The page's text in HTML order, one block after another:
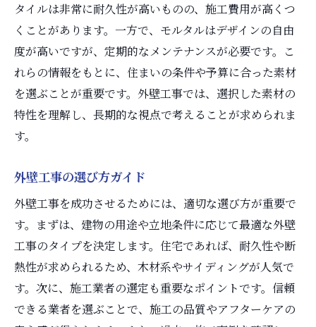
タイルは非常に耐久性が高いものの、施工費用が高くつ
くことがあります。一方で、モルタルはデザインの自由
度が高いですが、定期的なメンテナンスが必要です。こ
れらの情報をもとに、住まいの条件や予算に合った素材
を選ぶことが重要です。外壁工事では、選択した素材の
特性を理解し、長期的な視点で考えることが求められま
す。
外壁工事の選び方ガイド
外壁工事を成功させるためには、適切な選び方が重要で
す。まずは、建物の用途や立地条件に応じて最適な外壁
工事のタイプを決定します。住宅であれば、耐久性や断
熱性が求められるため、木材系やサイディングが人気で
す。次に、施工業者の選定も重要なポイントです。信頼
できる業者を選ぶことで、施工の品質やアフターケアの